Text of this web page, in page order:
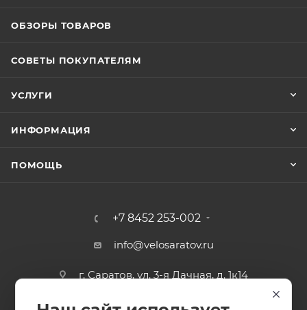
ОБЗОРЫ ТОВАРОВ
СОВЕТЫ ПОКУПАТЕЛЯМ
УСЛУГИ
ИНФОРМАЦИЯ
ПОМОЩЬ
+7 8452 253-002
info@velosaratov.ru
г. Саратов, ул. 3-я Дачная, д. 1к14